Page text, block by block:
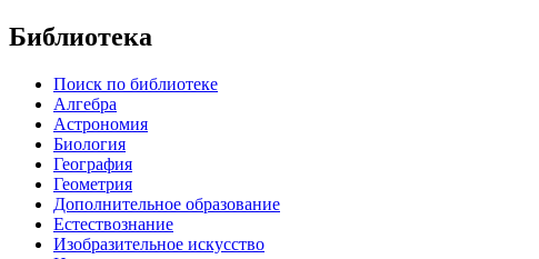
Библиотека
Поиск по библиотеке
Алгебра
Астрономия
Биология
География
Геометрия
Дополнительное образование
Естествознание
Изобразительное искусство